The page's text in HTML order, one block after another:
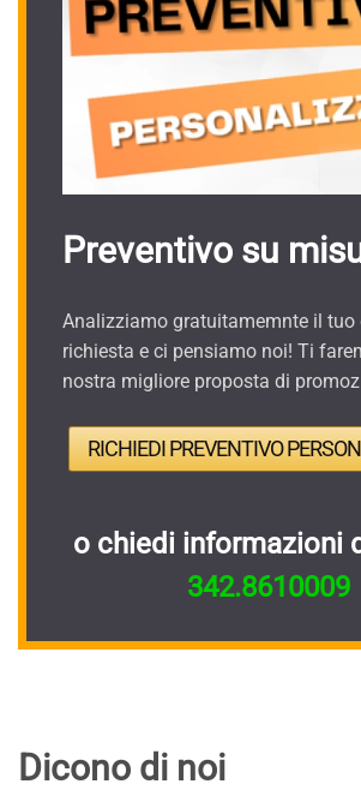
Preventivo su
Analizziamo gratuitamemnte il tuo
richiesta e ci pensiamo noi! Ti
nostra migliore proposta di
RICHIEDI PREVENTIVO
o chiedi informazioni
342.8610009
Dicono di noi